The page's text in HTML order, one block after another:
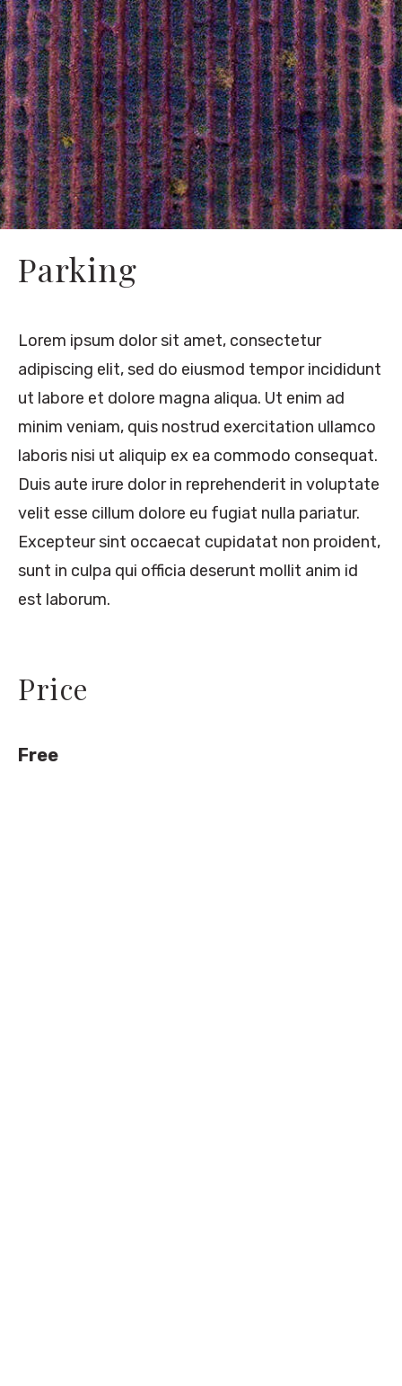
Parking
Lorem ipsum dolor sit amet, consectetur
adipiscing elit, sed do eiusmod tempor incididunt
ut labore et dolore magna aliqua. Ut enim ad
minim veniam, quis nostrud exercitation ullamco
laboris nisi ut aliquip ex ea commodo consequat.
Duis aute irure dolor in reprehenderit in voluptate
velit esse cillum dolore eu fugiat nulla pariatur.
Excepteur sint occaecat cupidatat non proident,
sunt in culpa qui officia deserunt mollit anim id
est laborum.
Price
Free